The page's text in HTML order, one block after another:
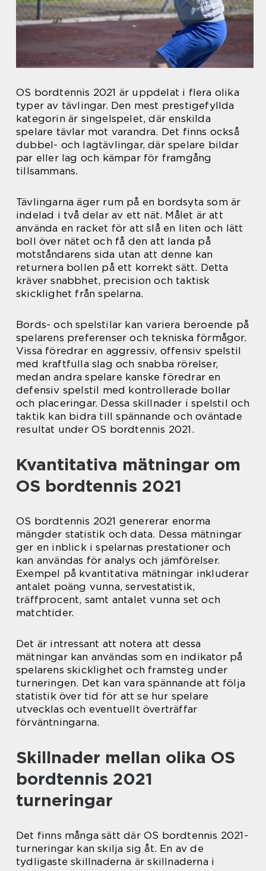
OS bordtennis 2021 är uppdelat i flera olika
typer av tävlingar. Den mest prestigefyllda
kategorin är singelspelet, där enskilda
spelare tävlar mot varandra. Det finns också
dubbel- och lagtävlingar, där spelare bildar
par eller lag och kämpar för framgång
tillsammans.
Tävlingarna äger rum på en bordsyta som är
indelad i två delar av ett nät. Målet är att
använda en racket för att slå en liten och lätt
boll över nätet och få den att landa på
motståndarens sida utan att denne kan
returnera bollen på ett korrekt sätt. Detta
kräver snabbhet, precision och taktisk
skicklighet från spelarna.
Bords- och spelstilar kan variera beroende på
spelarens preferenser och tekniska förmågor.
Vissa föredrar en aggressiv, offensiv spelstil
med kraftfulla slag och snabba rörelser,
medan andra spelare kanske föredrar en
defensiv spelstil med kontrollerade bollar
och placeringar. Dessa skillnader i spelstil och
taktik kan bidra till spännande och oväntade
resultat under OS bordtennis 2021.
Kvantitativa mätningar om
OS bordtennis 2021
OS bordtennis 2021 genererar enorma
mängder statistik och data. Dessa mätningar
ger en inblick i spelarnas prestationer och
kan användas för analys och jämförelser.
Exempel på kvantitativa mätningar inkluderar
antalet poäng vunna, servestatistik,
träffprocent, samt antalet vunna set och
matchtider.
Det är intressant att notera att dessa
mätningar kan användas som en indikator på
spelarens skicklighet och framsteg under
turneringen. Det kan vara spännande att följa
statistik över tid för att se hur spelare
utvecklas och eventuellt överträffar
förväntningarna.
Skillnader mellan olika OS
bordtennis 2021
turneringar
Det finns många sätt där OS bordtennis 2021-
turneringar kan skilja sig åt. En av de
tydligaste skillnaderna är skillnaderna i